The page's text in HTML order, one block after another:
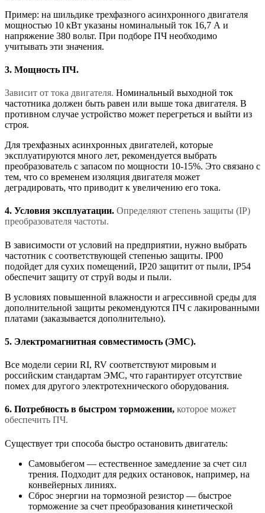
Пример: на шильдике трехфазного асинхронного двигателя
мощностью 10 кВт указаны номинальный ток 16,7 А и
напряжение 380 вольт. При подборе ПЧ необходимо
учитывать эти значения.
3. Мощность ПЧ.
Зависит от тока двигателя. Номинальный выходной ток
частотника должен быть равен или выше тока двигателя. В
противном случае устройство может перегреться и выйти из
строя.
Для трехфазных асинхронных двигателей, которые
эксплуатируются много лет, рекомендуется выбрать
преобразователь с запасом по мощности 10-15%. Это связано с
тем, что со временем изоляция двигателя может
деградировать, что приводит к увеличению его тока.
4. Условия эксплуатации. Определяют степень защиты (IP)
преобразователя частоты.
В зависимости от условий на предприятии, нужно выбрать
частотник с соответствующей степенью защиты. IP00
подойдет для сухих помещений, IP20 защитит от пыли, IP54
обеспечит защиту от струй воды и пыли.
В условиях повышенной влажности и агрессивной среды для
дополнительной защиты рекомендуются ПЧ с лакированными
платами (заказывается дополнительно).
5. Электромагнитная совместимость (ЭМС).
Все модели серии RI, RV соответствуют мировым и
российским стандартам ЭМС, что гарантирует отсутствие
помех для другого электротехнического оборудования.
6. Потребность в быстром торможении, которое может
обеспечить ПЧ.
Существует три способа быстро остановить двигатель:
Самовыбегом — естественное замедление за счет сил
трения. Подходит для редких остановок, например, на
конвейерных линиях.
Сброс энергии на тормозной резистор — быстрое
торможение за счет преобразования кинетической